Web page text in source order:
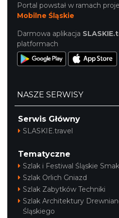
Portal powstał w ramach
Mobilne Śląskie
Darmowa aplikacja
platformach
NASZE SERWISY
Serwis Główny
SLASKIE.travel
Tematyczne
Szlak i Festiwal Śląskie
Szlak Orlich Gniazd
Szlak Zabytków Techniki
Szlak Architektury
Śląskiego